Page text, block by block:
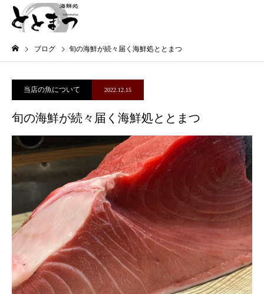
ブログ 旬の海鮮が続々届く海鮮処ととまつ
当店の魚について 2022.12.15
旬の海鮮が続々届く海鮮処ととまつ